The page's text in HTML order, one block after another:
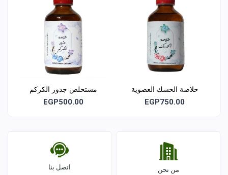
خلاصة الحسك العضوية
EGP750.00
مستخلص جذور الكركم
(كركمين)
EGP500.00
من نحن اتصل بنا